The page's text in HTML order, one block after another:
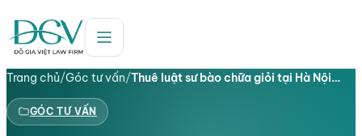
Trang chủ/Góc tư vấn/Thuê luật sư bào chữa giỏi tại Hà Nội…
GÓC TƯ VẤN